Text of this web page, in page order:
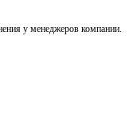
у менеджеров компании.